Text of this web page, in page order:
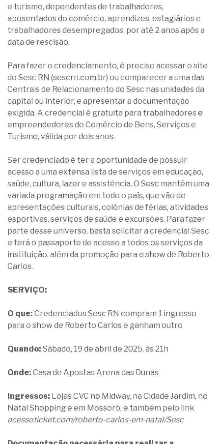
e turismo, dependentes de trabalhadores,
aposentados do comércio, aprendizes, estagiários e
trabalhadores desempregados, por até 2 anos após a
data de rescisão.
Para fazer o credenciamento, é preciso acessar o site
do Sesc RN (sescrn.com.br) ou comparecer a uma das
Centrais de Relacionamento do Sesc nas unidades da
capital ou interior, e apresentar a documentação
exigida. A credencial é gratuita para trabalhadores e
empreendedores do Comércio de Bens, Serviços e
Turismo, válida por dois anos.
Ser credenciado é ter a oportunidade de possuir
acesso a uma extensa lista de serviços em educação,
saúde, cultura, lazer e assistência. O Sesc mantém uma
variada programação em todo o país, que vão de
apresentações culturais, colônias de férias, atividades
esportivas, serviços de saúde e excursões. Para fazer
parte desse universo, basta solicitar a credencial Sesc
e terá o passaporte de acesso a todos os serviços da
instituição, além da promoção para o show de Roberto
Carlos.
SERVIÇO:
O que: Credenciados Sesc RN compram 1 ingresso
para o show de Roberto Carlos e ganham outro
Quando: Sábado, 19 de abril de 2025, às 21h
Onde: Casa de Apostas Arena das Dunas
Ingressos: Lojas CVC no Midway, na Cidade Jardim, no
Natal Shopping e em Mossoró, e também pelo link
acessoticket.com/roberto-carlos-em-natal/Sesc